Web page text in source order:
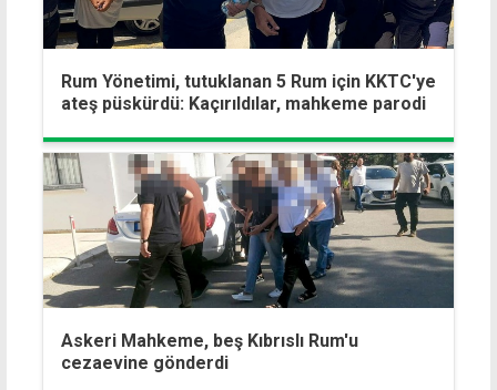
Rum Yönetimi, tutuklanan 5 Rum için KKTC'ye
ateş püskürdü: Kaçırıldılar, mahkeme parodi
Askeri Mahkeme, beş Kıbrıslı Rum'u
cezaevine gönderdi